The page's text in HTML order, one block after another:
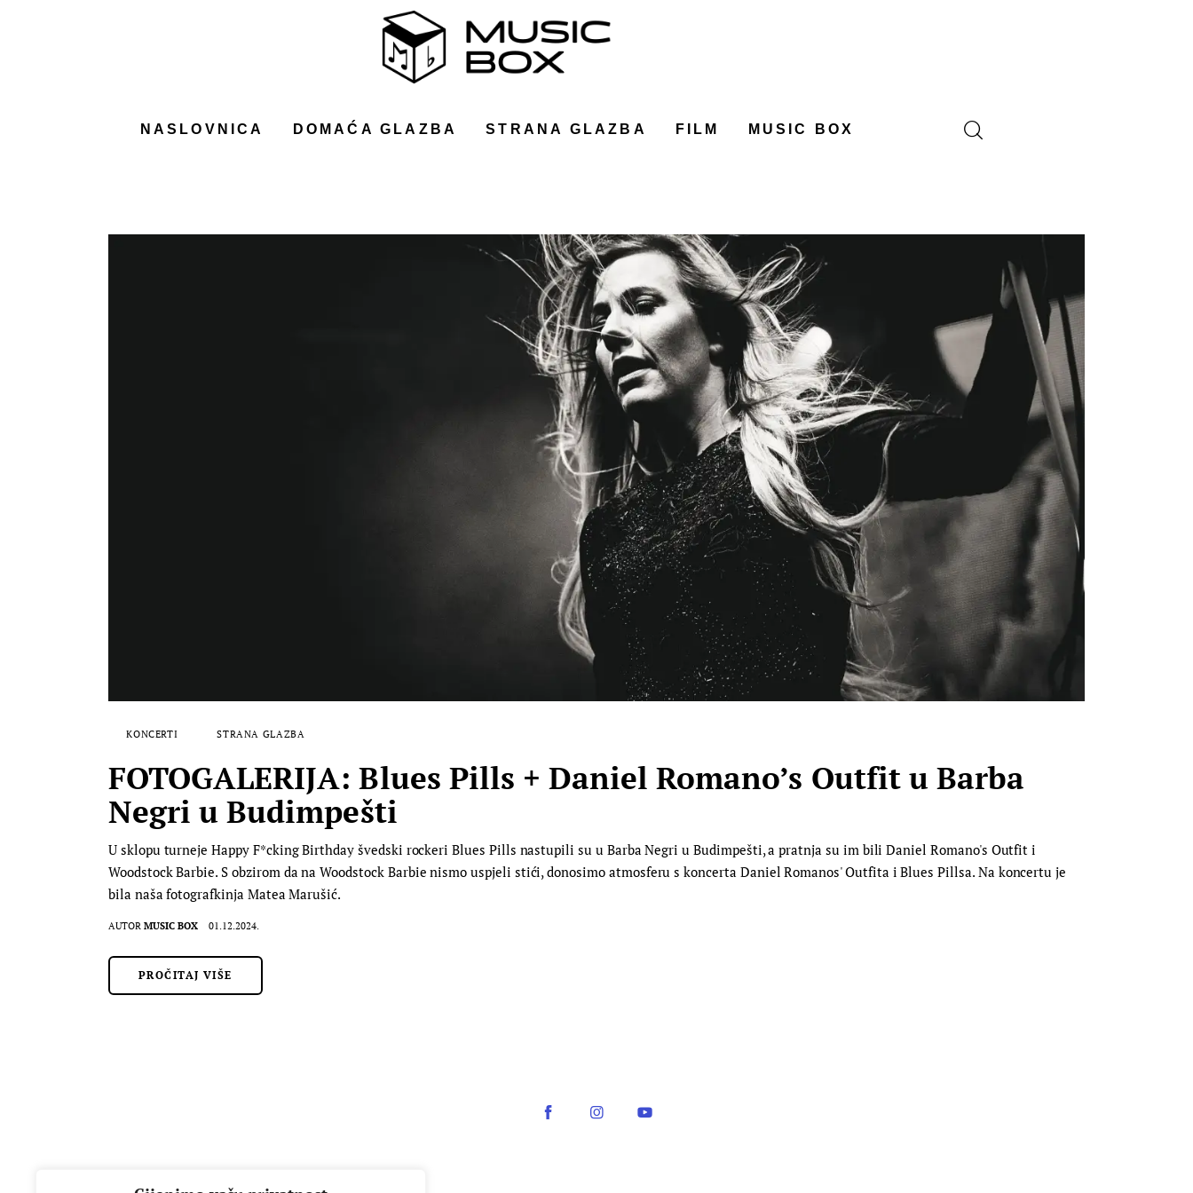
NASLOVNICA DOMAĆA GLAZBA STRANA GLAZBA FILM MUSIC BOX
KONCERTI STRANA GLAZBA
FOTOGALERIJA: Blues Pills + Daniel Romano’s Outfit u Barba
Negri u Budimpešti
U sklopu turneje Happy F*cking Birthday švedski rockeri Blues Pills nastupili su u Barba Negri u Budimpešti, a pratnja su im bili Daniel Romano's Outfit i
Woodstock Barbie. S obzirom da na Woodstock Barbie nismo uspjeli stići, donosimo atmosferu s koncerta Daniel Romanos' Outfita i Blues Pillsa. Na koncertu je
bila naša fotografkinja Matea Marušić.
AUTOR MUSIC BOX 01.12.2024.
PROČITAJ VIŠE